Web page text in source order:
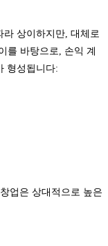
상이하지만, 대체로
를 바탕으로, 손익 계
형성됩니다:
업은 상대적으로 높은